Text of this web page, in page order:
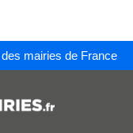
mairies de France